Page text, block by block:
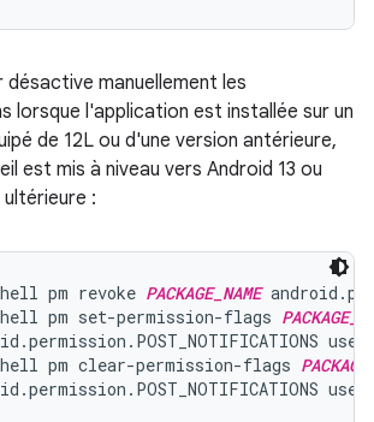
désactive manuellement les
lorsque l'application est installée sur un
de 12L ou d'une version antérieure,
est mis à niveau vers Android 13 ou
:
pm revoke PACKAGE_NAME
pm set-permission-flags
pm clear-permission-flags